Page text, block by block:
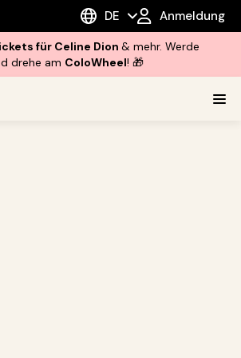
DE Anmeldung
für Celine Dion & mehr. Werde
drehe am ColoWheel! 🎁